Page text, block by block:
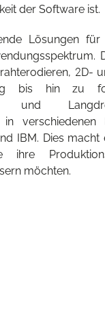
der Software ist.
Lösungen
2D-
bis hin zu
und
verschiedenen
IBM. Dies
ihre
möchten.